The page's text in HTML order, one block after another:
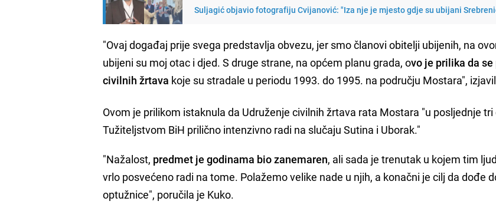
Suljagić objavio fotografiju Cvijanović: "Iza nje je mjesto gdje su ubijani
"Ovaj događaj prije svega predstavlja obvezu, jer smo članovi obitelji ubijenih, na
ubijeni su moj otac i djed. S druge strane, na općem planu grada, ovo je prilika da
civilnih žrtava koje su stradale u periodu 1993. do 1995. na području Mostara",
Ovom je prilikom istaknula da Udruženje civilnih žrtava rata Mostara "u posljednje tri
Tužiteljstvom BiH prilično intenzivno radi na slučaju Sutina i Uborak."
"Nažalost, predmet je godinama bio zanemaren, ali sada je trenutak u kojem tim
vrlo posvećeno radi na tome. Polažemo velike nade u njih, a konačni je cilj da dođe
optužnice", poručila je Kuko.